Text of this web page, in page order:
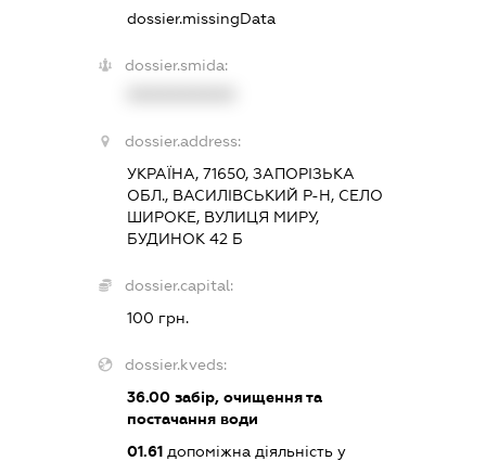
dossier.missingData
dossier.smida:
dossier.address:
УКРАЇНА, 71650, ЗАПОРІЗЬКА
ОБЛ., ВАСИЛІВСЬКИЙ Р-Н, СЕЛО
ШИРОКЕ, ВУЛИЦЯ МИРУ,
БУДИНОК 42 Б
dossier.capital:
100 грн.
dossier.kveds:
36.00забір, очищення та
постачання води
01.61допоміжна діяльність у